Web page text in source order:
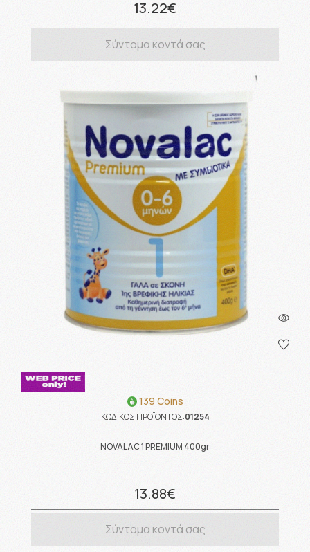
13.22€
Σύντομα κοντά σας
139 Coins
ΚΩΔΙΚΟΣ ΠΡΟΪΟΝΤΟΣ:01254
NOVALAC 1 PREMIUM 400gr
13.88€
Σύντομα κοντά σας